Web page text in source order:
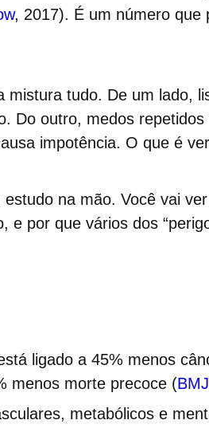
, 2017). É um número que
tudo. De um lado,
Do outro, medos
impotência. O que é
na mão. Você vai
e por que vários dos
ligado a 45% menos
menos morte precoce (
metabólicos e